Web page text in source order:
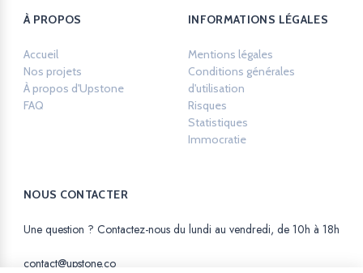
À PROPOS
Accueil
Nos projets
À propos d'Upstone
FAQ
INFORMATIONS LÉGALES
Mentions légales
Conditions générales
d'utilisation
Risques
Statistiques
Immocratie
NOUS CONTACTER
Une question ? Contactez-nous du lundi au vendredi, de 10h à 18h
contact@upstone.co